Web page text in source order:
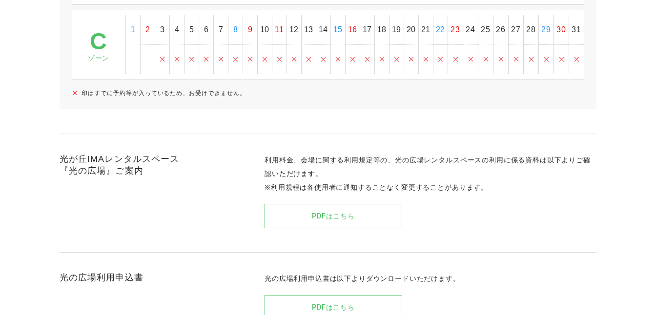
C
ゾーン
1 2 3 4 5 6 7 8 9 10 11 12 13 14 15 16 17 18 19 20 21 22 23 24 25 26 27 28 29 30 31
印はすでに予約等が入っているため、お受けできません。
光が丘IMAレンタルスペース
『光の広場』ご案内
利用料金、会場に関する利用規定等の、光の広場レンタルスペースの利用に係る資料は以下よりご確
認いただけます。
※利用規程は各使用者に通知することなく変更することがあります。
PDFはこちら
光の広場利用申込書 光の広場利用申込書は以下よりダウンロードいただけます。
PDFはこちら